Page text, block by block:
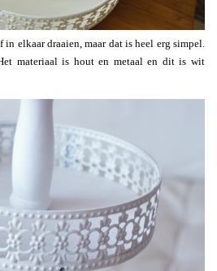
in elkaar draaien, maar dat is heel erg simpel.
materiaal is hout en metaal en dit is wit